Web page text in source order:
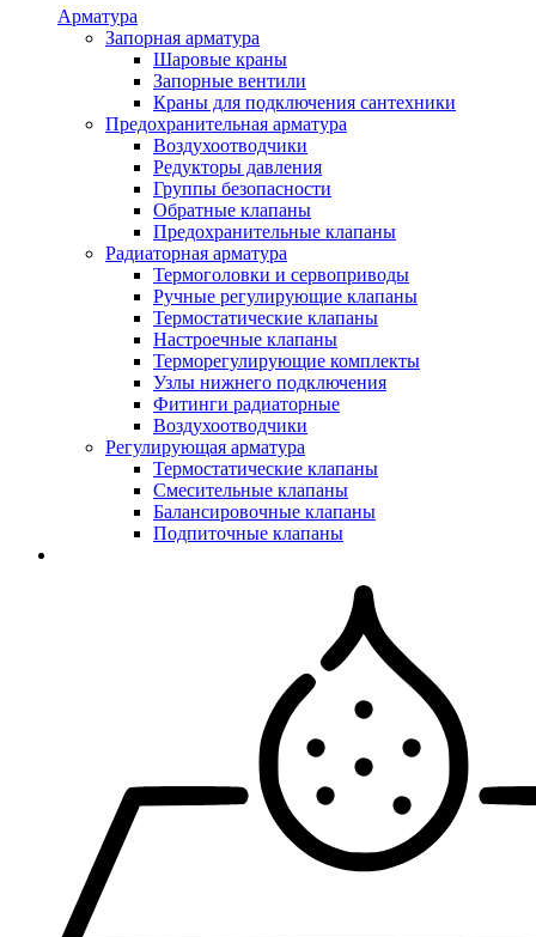
Арматура
Запорная арматура
Шаровые краны
Запорные вентили
Краны для подключения сантехники
Предохранительная арматура
Воздухоотводчики
Редукторы давления
Группы безопасности
Обратные клапаны
Предохранительные клапаны
Радиаторная арматура
Термоголовки и сервоприводы
Ручные регулирующие клапаны
Термостатические клапаны
Настроечные клапаны
Терморегулирующие комплекты
Узлы нижнего подключения
Фитинги радиаторные
Воздухоотводчики
Регулирующая арматура
Термостатические клапаны
Смесительные клапаны
Балансировочные клапаны
Подпиточные клапаны